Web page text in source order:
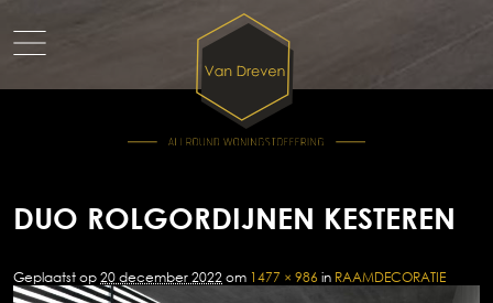
DUO ROLGORDIJNEN KESTEREN
Geplaatst op 20 december 2022 om 1477 × 986 in RAAMDECORATIE